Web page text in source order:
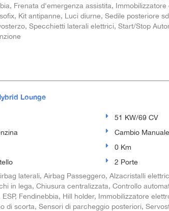
Frenata d'emergenza assistita,
Kit antipanne, Luci diurne, Sedile posteriore
Specchietti laterali elettrici, Start/Stop
Lounge
51 KW/69 CV
Cambio
0 Km
2 Porte
laterali, Airbag Passeggero, Alzacristalli
in lega, Chiusura centralizzata, Controllo
Fendinebbia, Hill holder, Immobilizzatore
di scorta, Sensori di parcheggio posteriori,